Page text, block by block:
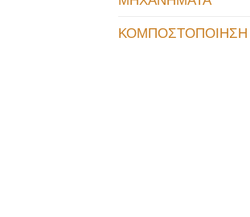
ΚΟΜΠΟΣΤΟΠΟΙΗΣΗ